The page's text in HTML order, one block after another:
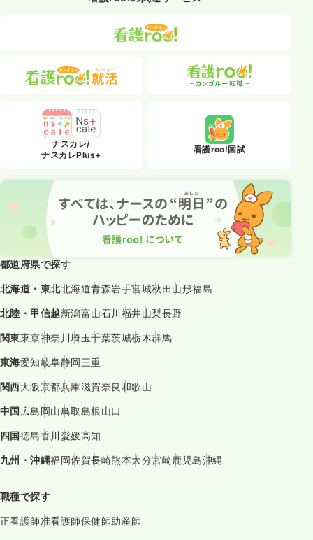
ナスカレ/
ナスカレPlus+
看護roo!国試
都道府県で探す
北海道・東北北海道青森岩手宮城秋田山形福島
北陸・甲信越新潟富山石川福井山梨長野
関東東京神奈川埼玉千葉茨城栃木群馬
東海愛知岐阜静岡三重
関西大阪京都兵庫滋賀奈良和歌山
中国広島岡山鳥取島根山口
四国徳島香川愛媛高知
九州・沖縄福岡佐賀長崎熊本大分宮崎鹿児島沖縄
職種で探す
正看護師准看護師保健師助産師